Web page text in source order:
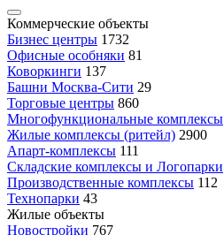
Коммерческие объекты
Бизнес центры 1732
Офисные особняки 81
Коворкинги 137
Башни Москва-Сити 29
Торговые центры 860
Многофункциональные комплексы
Жилые комплексы (ритейл) 2900
Апарт-комплексы 111
Складские комплексы и Логопарки
Производственные комплексы 112
Технопарки 43
Жилые объекты
Новостройки 767